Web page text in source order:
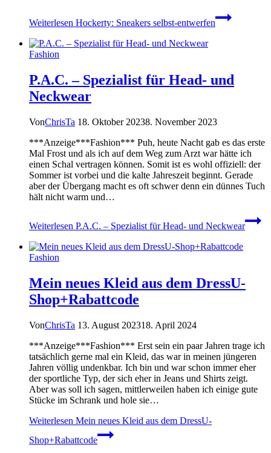
Weiterlesen Hockerty: Sneakers selbst-entwerfen
Fashion
P.A.C. – Spezialist für Head- und
Neckwear
VonChrisTa 18. Oktober 20238. November 2023
***Anzeige***Fashion*** Puh, heute Nacht gab es das erste
Mal Frost und als ich auf dem Weg zum Arzt war hätte ich
einen Schal vertragen können. Somit ist es wohl offiziell: der
Sommer ist vorbei und die kalte Jahreszeit beginnt. Gerade
aber der Übergang macht es oft schwer denn ein dünnes Tuch
hält nicht warm und…
Weiterlesen P.A.C. – Spezialist für Head- und Neckwear
Fashion
Mein neues Kleid aus dem DressU-
Shop+Rabattcode
VonChrisTa 13. August 202318. April 2024
***Anzeige***Fashion*** Erst sein ein paar Jahren trage ich
tatsächlich gerne mal ein Kleid, das war in meinen jüngeren
Jahren völlig undenkbar. Ich bin und war schon immer eher
der sportliche Typ, der sich eher in Jeans und Shirts zeigt.
Aber was soll ich sagen, mittlerweilen haben ich einige gute
Stücke im Schrank und hole sie…
Weiterlesen Mein neues Kleid aus dem DressU-
Shop+Rabattcode